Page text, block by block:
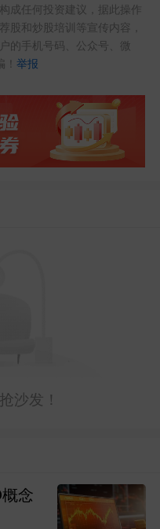
参考，主要聊一
未来方向、投资
下，会从多角度
成任何投资建议，据此操作
股和炒股培训等宣传内容，
的手机号码、公众号、微
！举报
沙发！
念